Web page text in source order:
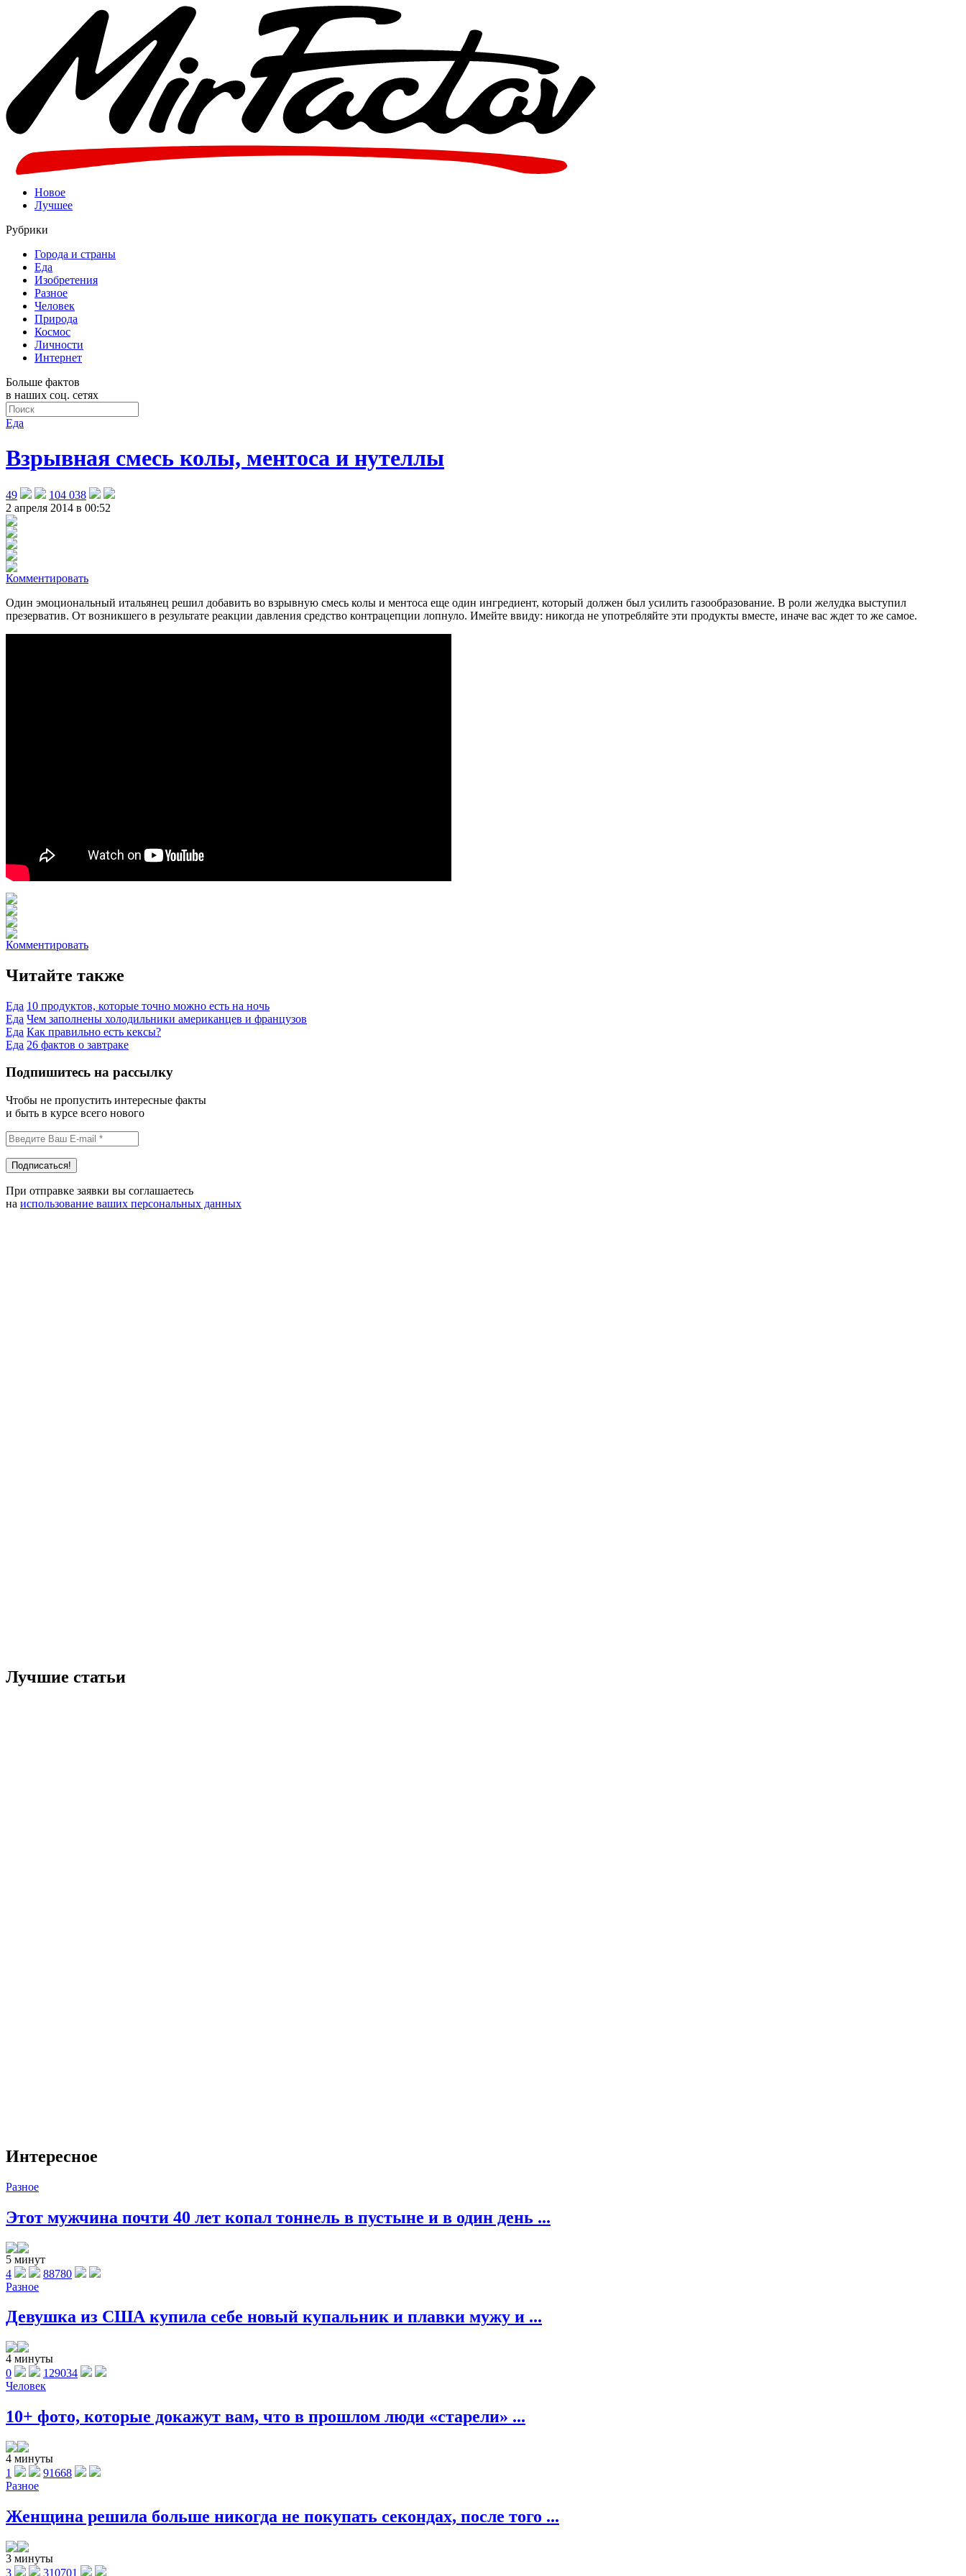
Новое
Лучшее
Рубрики
Города и страны
Еда
Изобретения
Разное
Человек
Природа
Космос
Личности
Интернет
Больше фактов
в наших соц. сетях
Еда
Взрывная смесь колы, ментоса и нутеллы
49
104 038
2 апреля 2014 в 00:52
Комментировать
Один эмоциональный итальянец решил добавить во взрывную смесь колы и ментоса еще один ингредиент, который должен был усилить газообразование. В роли желудка выступил
презерватив. От возникшего в результате реакции давления средство контрацепции лопнуло. Имейте ввиду: никогда не употребляйте эти продукты вместе, иначе вас ждет то же самое.
Комментировать
Читайте также
Еда 10 продуктов, которые точно можно есть на ночь
Еда Чем заполнены холодильники американцев и французов
Еда Как правильно есть кексы?
Еда 26 фактов о завтраке
Подпишитесь на рассылку
Чтобы не пропустить интересные факты
и быть в курсе всего нового
При отправке заявки вы соглашаетесь
на использование ваших персональных данных
Лучшие статьи
Интересное
Разное
Этот мужчина почти 40 лет копал тоннель в пустыне и в один день ...
5 минут
4
88780
Разное
Девушка из США купила себе новый купальник и плавки мужу и ...
4 минуты
0
129034
Человек
10+ фото, которые докажут вам, что в прошлом люди «старели» ...
4 минуты
1
91668
Разное
Женщина решила больше никогда не покупать секондах, после того ...
3 минуты
3
310701